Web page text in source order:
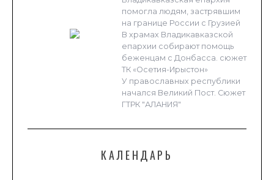
помогла людям, застрявшим
на границе России с Грузией
В храмах Владикавказской
епархии собирают помощь
беженцам с Донбасса. сюжет
ТК «Осетия-Ирыстон»
У православных республики
начался Великий Пост. Сюжет
ГТРК "АЛАНИЯ"
КАЛЕНДАРЬ